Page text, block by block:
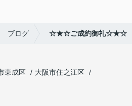
ブログ ☆★☆ご成約御礼☆★☆
東成区
大阪市住之江区